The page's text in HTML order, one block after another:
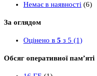
Немає в наявності (6)
За оглядом
Оцінено в 5 з 5 (1)
Обсяг оперативної пам’яті